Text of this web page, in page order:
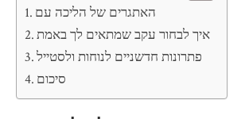
האתגרים של הליכה עם
איך לבחור עקב שמתאים לך באמת
פתרונות חדשניים לנוחות ולסטייל
סיכום